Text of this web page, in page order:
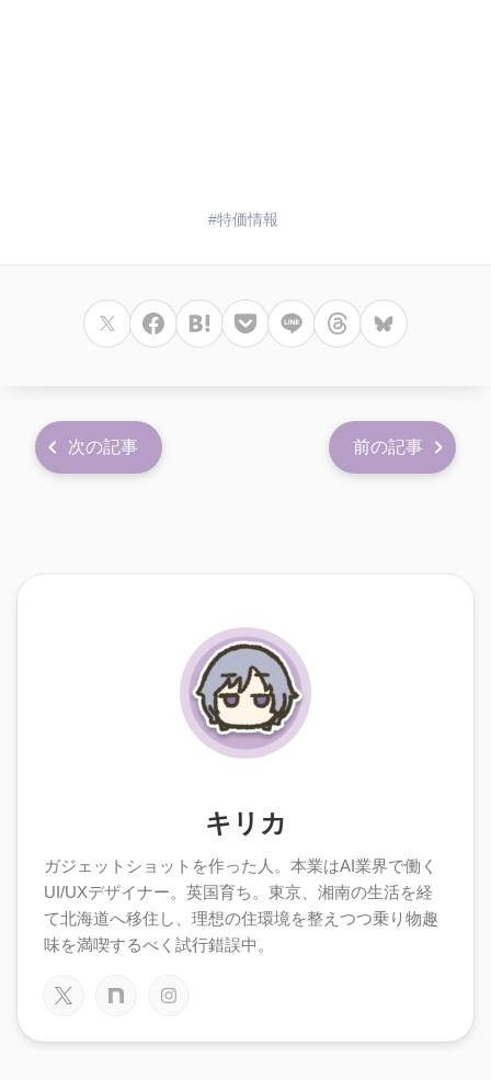
特価情報
次の記事 前の記事
キリカ
ガジェットショットを作った人。本業はAI業界で働く
UI/UXデザイナー。英国育ち。東京、湘南の生活を経
て北海道へ移住し、理想の住環境を整えつつ乗り物趣
味を満喫するべく試行錯誤中。